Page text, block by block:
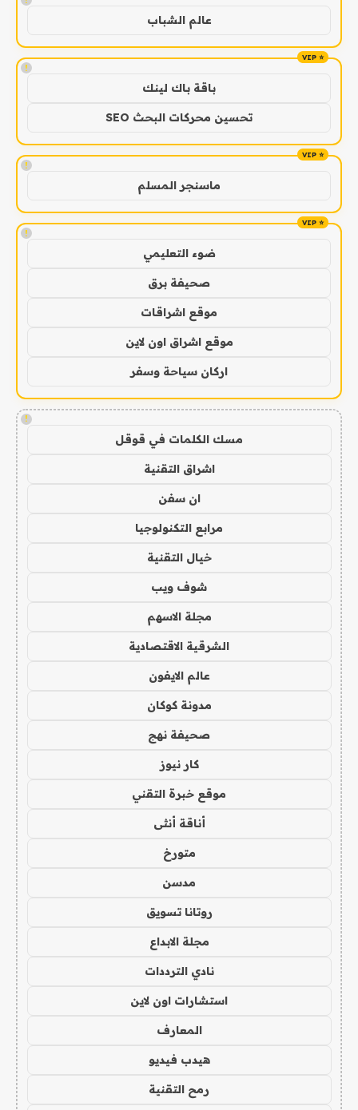
عالم الشباب
!
باقة باك لينك
تحسين محركات البحث SEO
!
ماسنجر المسلم
!
ضوء التعليمي
صحيفة برق
موقع اشراقات
موقع اشراق اون لاين
اركان سياحة وسفر
!
مسك الكلمات في قوقل
اشراق التقنية
ان سفن
مرابع التكنولوجيا
خيال التقنية
شوف ويب
مجلة الاسهم
الشرقية الاقتصادية
عالم الايفون
مدونة كوكان
صحيفة نهج
كار نيوز
موقع خبرة التقني
أناقة أنثى
متورخ
مدسن
روتانا تسويق
مجلة الابداع
نادي الترددات
استشارات اون لاين
المعارف
هيدب فيديو
رمح التقنية